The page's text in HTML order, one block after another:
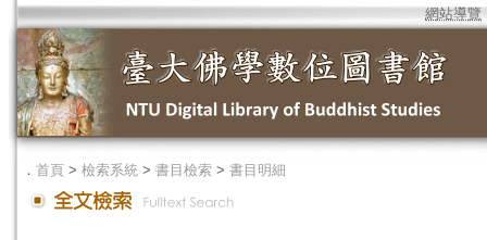
網站導覽
． 首頁 > 檢索系統 > 書目檢索 > 書目明細